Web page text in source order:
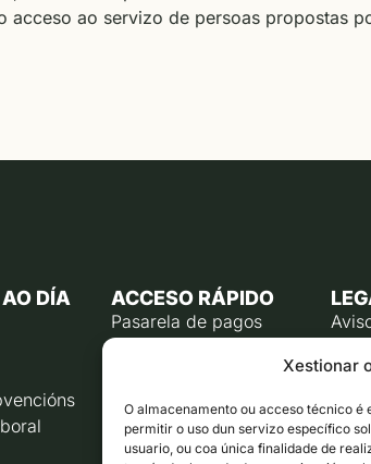
Xestionar
O almacenamento ou acceso técnico
permitir o uso dun servizo específico
usuario, ou coa única finalidade de
ao servizo de persoas propostas
DÍA ACCESO RÁPIDO
Pasarela de pagos
Rexistro electrónico
Liña directa co alcalde